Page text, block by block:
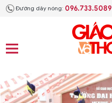
Đường dây nóng: 096.733.5089